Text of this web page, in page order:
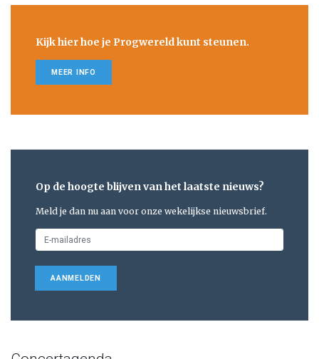
Kijk hier hoe je Progwereld kunt steunen.
MEER INFO
Op de hoogte blijven van het laatste nieuws?
Meld je dan nu aan voor onze wekelijkse nieuwsbrief.
AANMELDEN